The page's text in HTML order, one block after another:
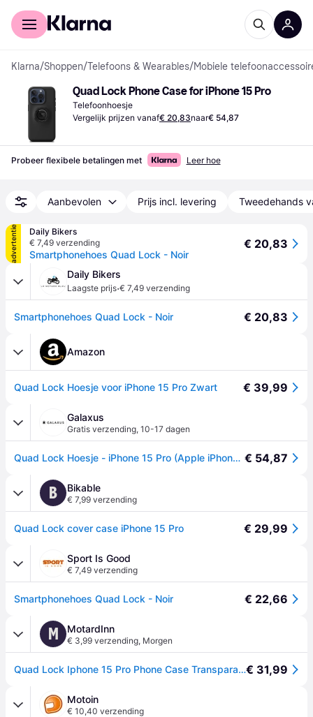
Voor shoppers
Klarna/Shoppen/Telefoons & Wearables/Mobiele
Quad Lock Phone Case for iPhone 15 Pro
Telefoonhoesje
Vergelijk prijzen vanaf€ 20,83naar€ 54,87
Probeer flexibele betalingen met Leer hoe
Aanbevolen Prijs incl. levering Tweedehands
advertentie
Daily Bikers
€ 7,49 verzending
Smartphonehoes Quad Lock - Noir
€ 20,83
Daily Bikers
Laagste prijs·€ 7,49 verzending
Smartphonehoes Quad Lock - Noir € 20,83
Amazon
Quad Lock Hoesje voor iPhone 15 Pro Zwart € 39,99
Galaxus
Gratis verzending, 10-17 dagen
Quad Lock Hoesje - iPhone 15 Pro (Apple iPhone 15 Pro), Smartphonehoes, Zwart € 54,87
B Bikable
€ 7,99 verzending
Quad Lock cover case iPhone 15 Pro € 29,99
Sport Is Good
€ 7,49 verzending
Smartphonehoes Quad Lock - Noir € 22,66
M MotardInn
€ 3,99 verzending, Morgen
Quad Lock Iphone 15 Pro Phone Case Transparant€ 31,99
Motoin
€ 10,40 verzending